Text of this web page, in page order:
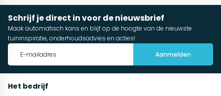
Schrijf je direct in voor de nieuwsbrief
Maak automatisch kans en blijf op de hoogte van de nieuwste
tuininspiratie, onderhoudsadvies en acties!
Aanmelden
Het bedrijf